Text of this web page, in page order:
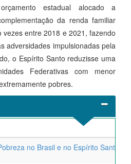
estadual alocado a
da renda familiar
entre 2018 e 2021, fazendo
adversidades impulsionadas pela
o Espírito Santo reduzisse uma
Federativas com menor
pobres.
no Brasil e no Espírito Santo